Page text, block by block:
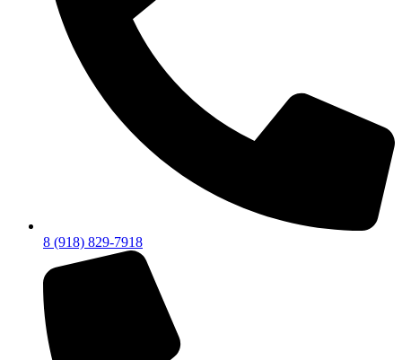
8 (918) 829-7918